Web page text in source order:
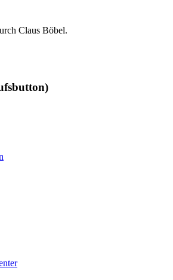
Claus Böbel.